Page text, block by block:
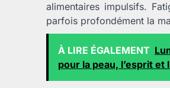
alimentaires impulsifs.
parfois profondément la
À LIRE ÉGALEMENT
pour la peau, l’esprit et